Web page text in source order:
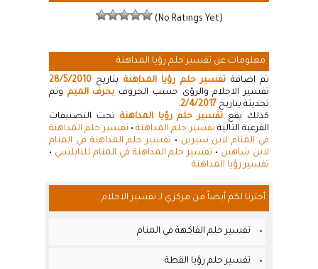
(No Ratings Yet)
معلومات عن تفسير حلم رؤيا المداهنة
تم اضافة تفسير حلم رؤيا المداهنة بتاريخ 28/5/2010
تفسير الاحلام والرؤى حسب الحروف بحرف الميم وتم
تحديثة بتاريخ 2/4/2017
.
كذلك يقع تفسير حلم رؤيا المداهنة تحت التصنيفات
الفرعية التالية تفسير حلم المداهنة • تفسير حلم المداهنة
في المنام لابن سيرين • تفسير حلم المداهنة في المنام
لابن شاهين • تفسير حلم المداهنة في المنام للنابلسي •
تفسير رؤيا المداهنة
أخترنا لكم أيضاً من مركزي لـ تفسير الاحلام ...
تفسير حلم الفاكهة في المنام
تفسير حلم رؤيا القطة